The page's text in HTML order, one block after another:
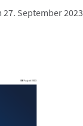
September 2023